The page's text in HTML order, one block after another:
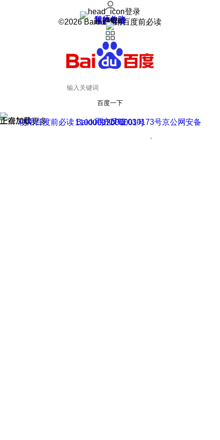
登录
我的关注
我的收藏
皮肤中心
用户反馈
设置
©2026 Baidu 使用百度前必读
百度一下
正在加载
上滑加载更多 用户反馈
使用百度前必读 Baidu 京ICP证030173号
京公网安备11000002000001号